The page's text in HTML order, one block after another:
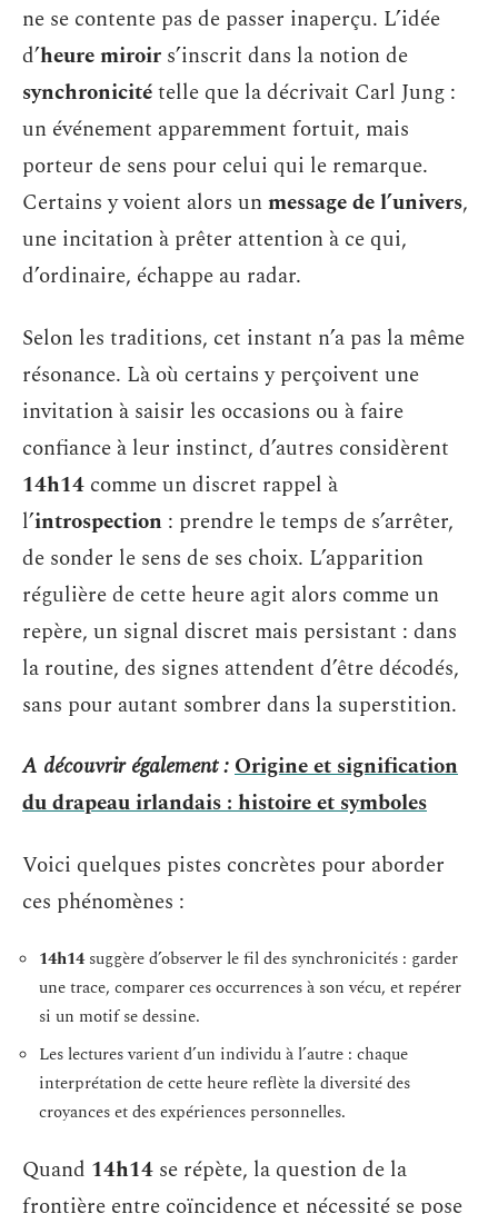
ne se contente pas de passer inaperçu. L’idée
d’heure miroir s’inscrit dans la notion de
synchronicitételle que la décrivait Carl Jung :
un événement apparemment fortuit, mais
porteur de sens pour celui qui le remarque.
Certains y voient alors unmessage de l’univers,
une incitation à prêter attention à ce qui,
d’ordinaire, échappe au radar.
Selon les traditions, cet instant n’a pas la même
résonance. Là où certains y perçoivent une
invitation à saisir les occasions ou à faire
confiance à leur instinct, d’autres considèrent
14h14 comme un discret rappel à
l’introspection : prendre le temps de s’arrêter,
de sonder le sens de ses choix. L’apparition
régulière de cette heure agit alors comme un
repère, un signal discret mais persistant : dans
la routine, des signes attendent d’être décodés,
sans pour autant sombrer dans la superstition.
A découvrir également :Origine et signification
du drapeau irlandais : histoire et symboles
Voici quelques pistes concrètes pour aborder
ces phénomènes :
14h14suggère d’observer le fil des synchronicités : garder
une trace, comparer ces occurrences à son vécu, et repérer
si un motif se dessine.
Les lectures varient d’un individu à l’autre : chaque
interprétation de cette heure reflète la diversité des
croyances et des expériences personnelles.
Quand 14h14 se répète, la question de la
frontière entre coïncidence et nécessité se pose